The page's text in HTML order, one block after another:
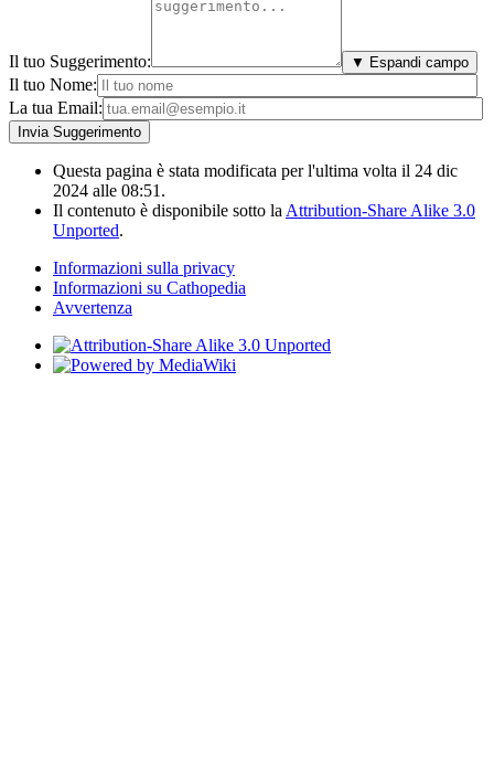
Il tuo Suggerimento: ▼ Espandi campo
Il tuo Nome:
La tua Email:
Questa pagina è stata modificata per l'ultima volta il 24 dic
2024 alle 08:51.
Il contenuto è disponibile sotto la Attribution-Share Alike 3.0
Unported.
Informazioni sulla privacy
Informazioni su Cathopedia
Avvertenza